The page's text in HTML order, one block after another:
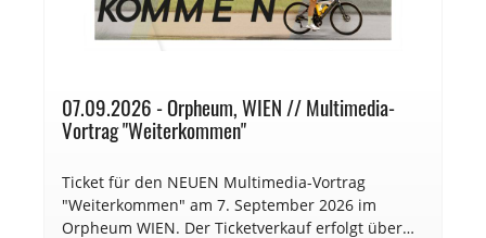
07.09.2026 - Orpheum, WIEN // Multimedia-
Vortrag "Weiterkommen"
Ticket für den NEUEN Multimedia-Vortrag
"Weiterkommen" am 7. September 2026 im
Orpheum WIEN. Der Ticketverkauf erfolgt über